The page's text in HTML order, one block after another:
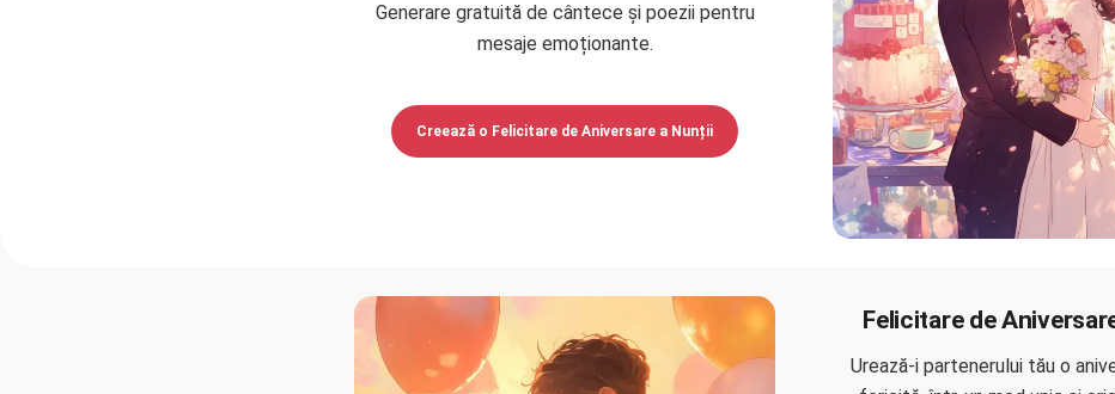
Generare gratuită de cântece și poezii pentru
mesaje emoționante.
Creează o Felicitare de Aniversare a Nunții
Felicitare de
Urează-i partenerului tău o